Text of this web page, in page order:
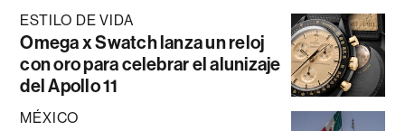
ESTILO DE VIDA
Omega x Swatch lanza un reloj
con oro para celebrar el alunizaje
del Apollo 11
MÉXICO